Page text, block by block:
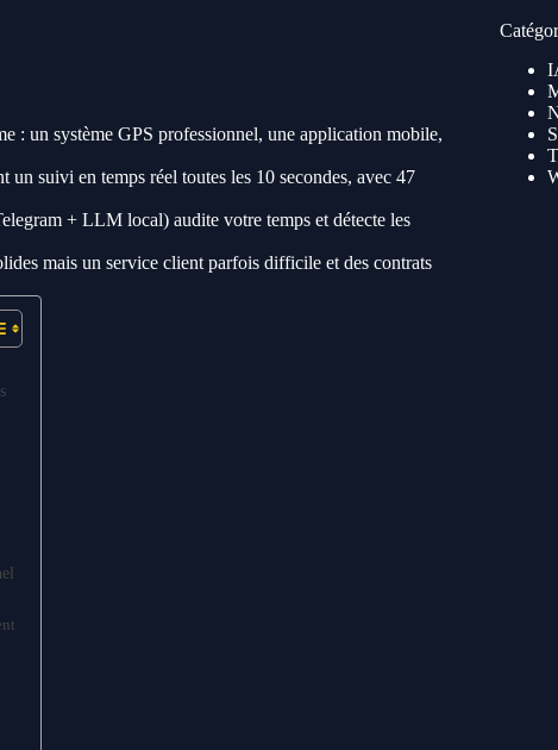
: un système GPS professionnel, une application mobile,
suivi en temps réel toutes les 10 secondes, avec 47
+ LLM local) audite votre temps et détecte les
mais un service client parfois difficile et des contrats